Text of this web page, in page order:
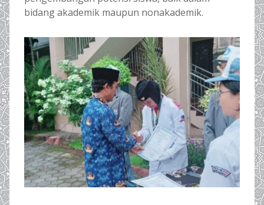
bidang akademik maupun nonakademik.